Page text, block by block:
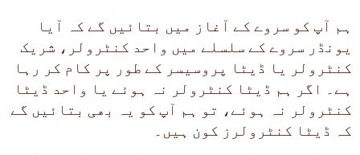
ہم آپ کو سروے کے آغاز میں بتائیں گے کہ آیا
یونڈر سروے کے سلسلے میں واحد کنٹرولر، شریک
کنٹرولر یا ڈیٹا پروسیسر کے طور پر کام کر رہا
ہے۔ اگر ہم ڈیٹا کنٹرولر نہ ہوئے یا واحد ڈیٹا
کنٹرولر نہ ہوئے، تو ہم آپ کو یہ بھی بتائیں گے
کہ ڈیٹا کنٹرولرز کون ہیں۔